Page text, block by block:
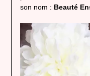
son nom : Beauté